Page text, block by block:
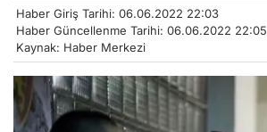
Haber Giriş Tarihi: 06.06.2022 22:03
Haber Güncellenme Tarihi: 06.06.2022 22:05
Kaynak: Haber Merkezi